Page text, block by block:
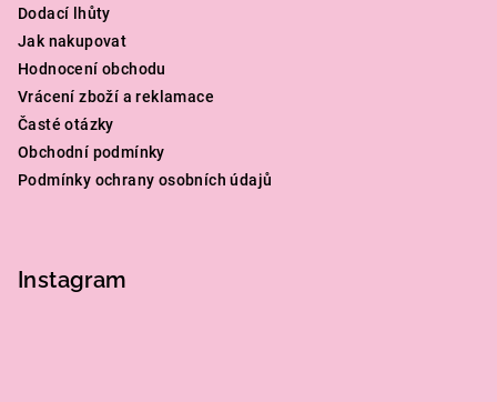
Dodací lhůty
Jak nakupovat
Hodnocení obchodu
Vrácení zboží a reklamace
Časté otázky
Obchodní podmínky
Podmínky ochrany osobních údajů
Instagram